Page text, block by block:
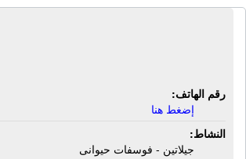
رقم الهاتف:
إضغط هنا
النشاط:
جيلاتين - فوسفات حيوانى